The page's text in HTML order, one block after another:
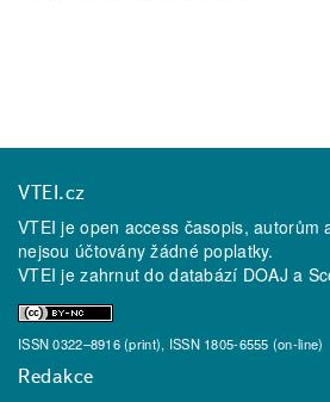
VTEI.cz
VTEI je open access časopis, autorům
nejsou účtovány žádné poplatky.
VTEI je zahrnut do databází DOAJ a
ISSN 0322–8916 (print), ISSN 1805-6555 (on-line)
Redakce